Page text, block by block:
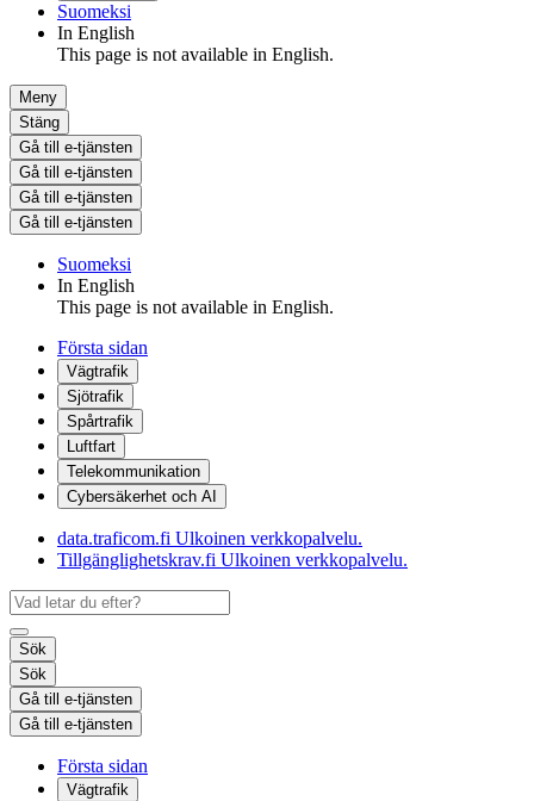
Suomeksi
In English
This page is not available in English.
Meny
Stäng
Gå till e-tjänsten
Gå till e-tjänsten
Gå till e-tjänsten
Gå till e-tjänsten
Suomeksi
In English
This page is not available in English.
Första sidan
Vägtrafik
Sjötrafik
Spårtrafik
Luftfart
Telekommunikation
Cybersäkerhet och AI
data.traficom.fi Ulkoinen verkkopalvelu.
Tillgänglighetskrav.fi Ulkoinen verkkopalvelu.
Sök
Sök
Gå till e-tjänsten
Gå till e-tjänsten
Första sidan
Vägtrafik